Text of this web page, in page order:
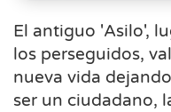
El antiguo 'Asilo',
los perseguidos,
nueva vida
ser un ciudadano,